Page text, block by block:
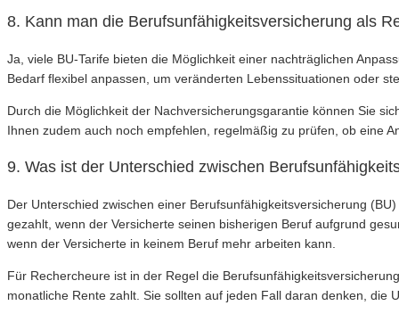
8. Kann man die Berufsunfähigkeitsversicherung als
Ja, viele BU-Tarife bieten die Möglichkeit einer nachträglichen
Bedarf flexibel anpassen, um veränderten Lebenssituationen oder
Durch die Möglichkeit der Nachversicherungsgarantie können Sie
Ihnen zudem auch noch empfehlen, regelmäßig zu prüfen, ob eine
9. Was ist der Unterschied zwischen
Der Unterschied zwischen einer Berufsunfähigkeitsversicherung
gezahlt, wenn der Versicherte seinen bisherigen Beruf aufgrund
wenn der Versicherte in keinem Beruf mehr arbeiten kann.
Für Rechercheure ist in der Regel die
monatliche Rente zahlt. Sie sollten auf jeden Fall daran denken, die